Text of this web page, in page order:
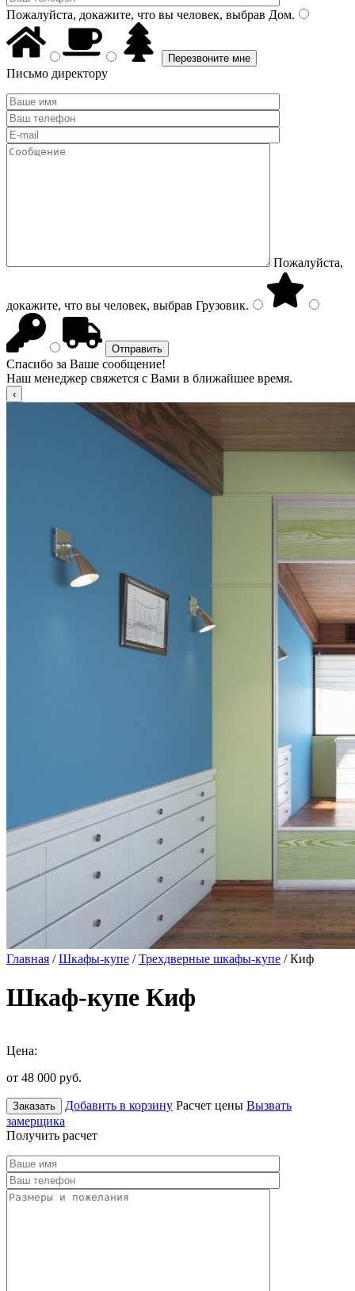
Пожалуйста, докажите, что вы человек, выбрав Дом.
Письмо директору
Пожалуйста,
докажите, что вы человек, выбрав Грузовик.
Спасибо за Ваше сообщение!
Наш менеджер свяжется с Вами в ближайшее время.
Главная /Шкафы-купе /Трехдверные шкафы-купе / Киф
Шкаф-купе Киф
Цена:
от 48 000 руб.
Заказать Добавить в корзину Расчет цены Вызвать
замерщика
Получить расчет